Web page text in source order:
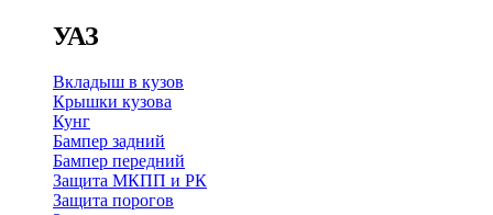
УАЗ
Вкладыш в кузов
Крышки кузова
Кунг
Бампер задний
Бампер передний
Защита МКПП и РК
Защита порогов